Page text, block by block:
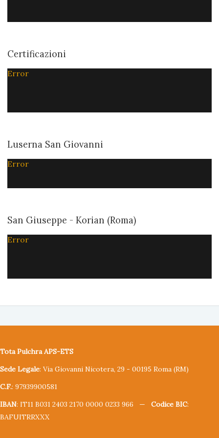
Certificazioni
Error
Luserna San Giovanni
Error
San Giuseppe - Korian (Roma)
Error
Tota Pulchra APS-ETS
Sede Legale: Via Giovanni Nicotera, 29 - 00195 Roma (RM)
C.F.: 97939900581
IBAN: IT11 B031 2403 2170 0000 0233 966 — Codice BIC:
BAFUITRRXXX